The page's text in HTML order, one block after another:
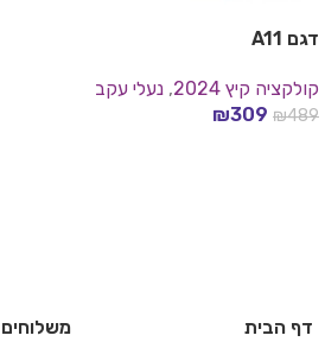
דגם A11
קולקציה קיץ 2024 , נעלי עקב
₪489
₪309
דף הבית
משלוחים